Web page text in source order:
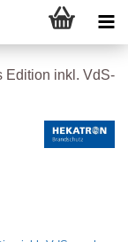
Edition inkl. VdS-